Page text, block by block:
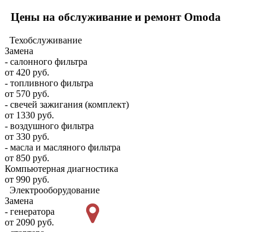
Цены на обслуживание и ремонт Omoda
Техобслуживание
Замена
- салонного фильтра
от 420 руб.
- топливного фильтра
от 570 руб.
- свечей зажигания (комплект)
от 1330 руб.
- воздушного фильтра
от 330 руб.
- масла и масляного фильтра
от 850 руб.
Компьютерная диагностика
от 990 руб.
Электрооборудование
Замена
- генератора
от 2090 руб.